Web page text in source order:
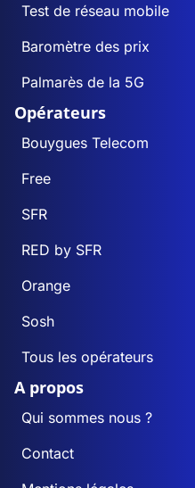
Test de réseau mobile
Baromètre des prix
Palmarès de la 5G
Opérateurs
Bouygues Telecom
Free
SFR
RED by SFR
Orange
Sosh
Tous les opérateurs
A propos
Qui sommes nous ?
Contact